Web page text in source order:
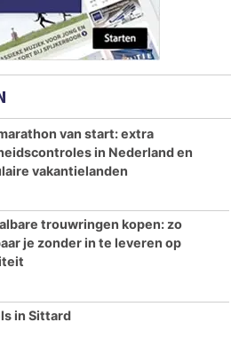
van start: extra
in Nederland en
vakantielanden
trouwringen kopen: zo
je zonder in te leveren op
in Sittard